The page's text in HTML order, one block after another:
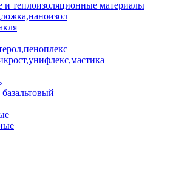
и теплоизоляционные материалы